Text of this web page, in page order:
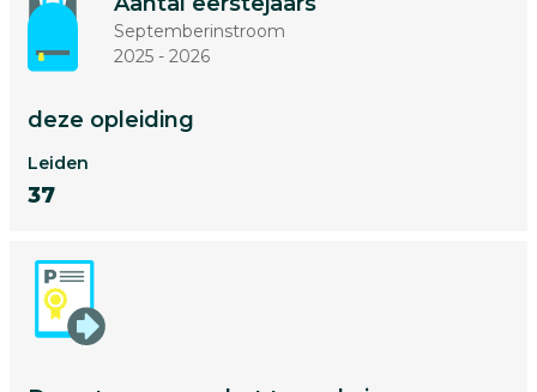
Septemberinstroom
2025 - 2026
deze opleiding
Leiden
37